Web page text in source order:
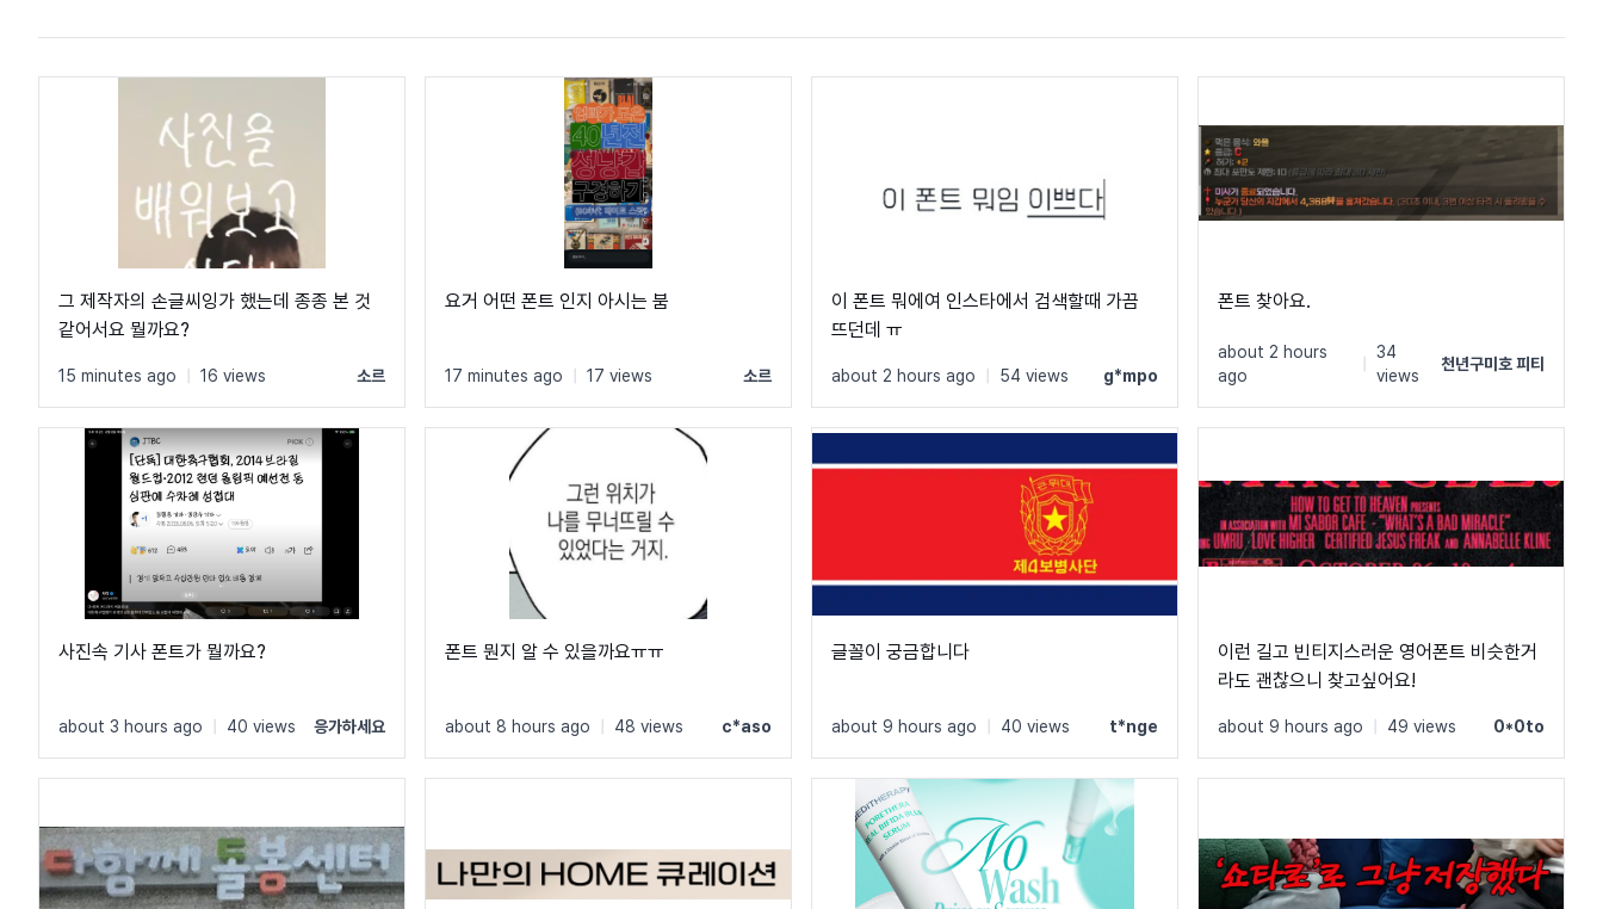
그 제작자의 손글씨잉가 했는데 종종 본 것
같어서요 뭘까요?
15 minutes ago 16 views 소르
요거 어떤 폰트 인지 아시는 붐
17 minutes ago 17 views 소르
이 폰트 뭐에여 인스타에서 검색할때 가끔
뜨던데 ㅠ
about 2 hours ago 54 views g*mpo
폰트 찾아요.
about 2 hours
ago
34
views
천년구미호 피티
사진속 기사 폰트가 뭘까요?
about 3 hours ago 40 views 응가하세요
폰트 뭔지 알 수 있을까요ㅠㅠ
about 8 hours ago 48 views c*aso
글꼴이 궁금합니다
about 9 hours ago 40 views t*nge
이런 길고 빈티지스러운 영어폰트 비슷한거
라도 괜찮으니 찾고싶어요!
about 9 hours ago 49 views 0*0to